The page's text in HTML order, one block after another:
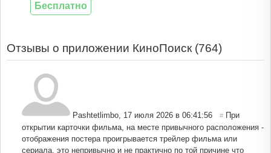
Бесплатно
Отзывы о приложении КиноПоиск (764)
Pashtetlimbo, 17 июля 2026 в 06:41:56 # При
открытии карточки фильма, на месте привычного расположения -
отображения постера проигрывается трейлер фильма или
сериала, это непривычно и не практично по той причине что